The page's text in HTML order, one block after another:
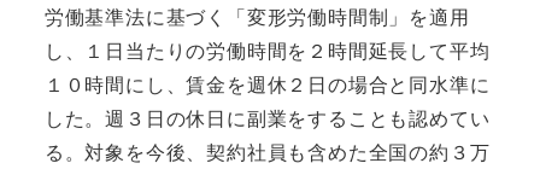
労働基準法に基づく「変形労働時間制」を適用
し、１日当たりの労働時間を２時間延長して平均
１０時間にし、賃金を週休２日の場合と同水準に
した。週３日の休日に副業をすることも認めてい
る。対象を今後、契約社員も含めた全国の約３万